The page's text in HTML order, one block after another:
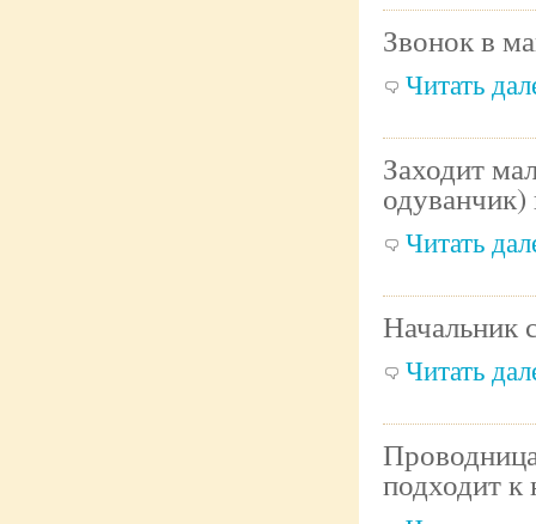
Звонок в
Читать
Заходит
Читать
Начальник
Читать
подходит к